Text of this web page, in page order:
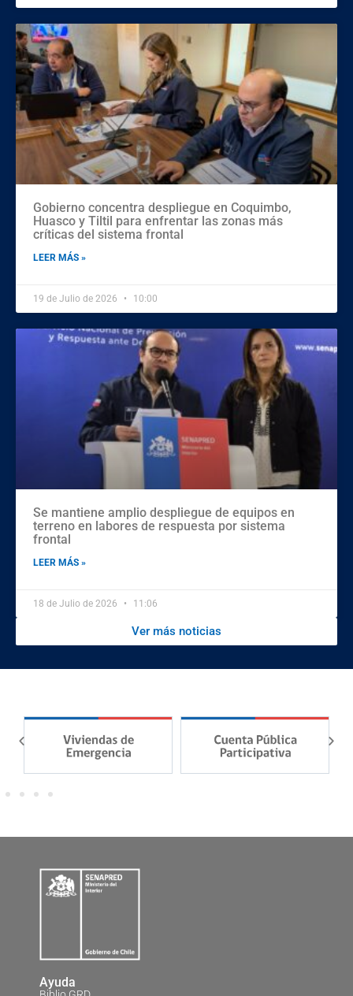
Gobierno concentra despliegue en Coquimbo,
Huasco y Tiltil para enfrentar las zonas más
críticas del sistema frontal
LEER MÁS »
19 de Julio de 2026 10:00
Se mantiene amplio despliegue de equipos en
terreno en labores de respuesta por sistema
frontal
LEER MÁS »
18 de Julio de 2026 11:06
Ver más noticias
Ayuda